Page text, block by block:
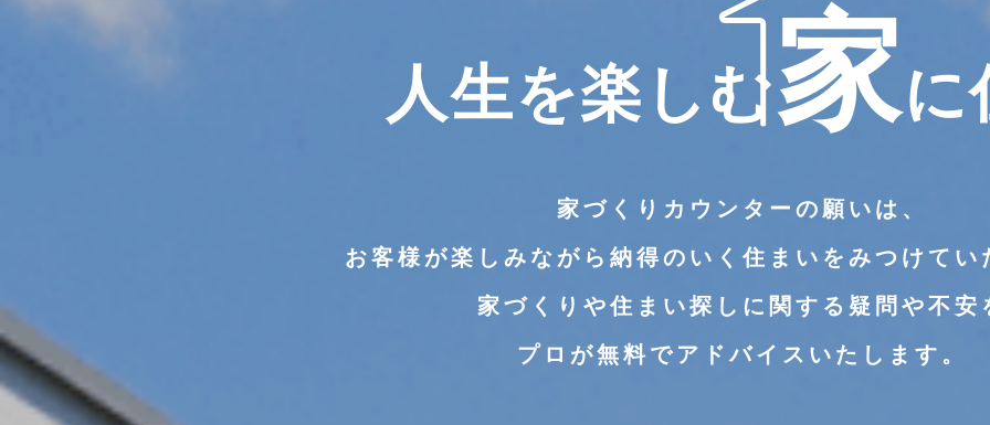
人生を楽しむ家に
家づくりカウンターの願いは、
お客様が楽しみながら納得のいく住まいをみつけてい
家づくりや住まい探しに関する疑問や不安
プロが無料でアドバイスいたします。